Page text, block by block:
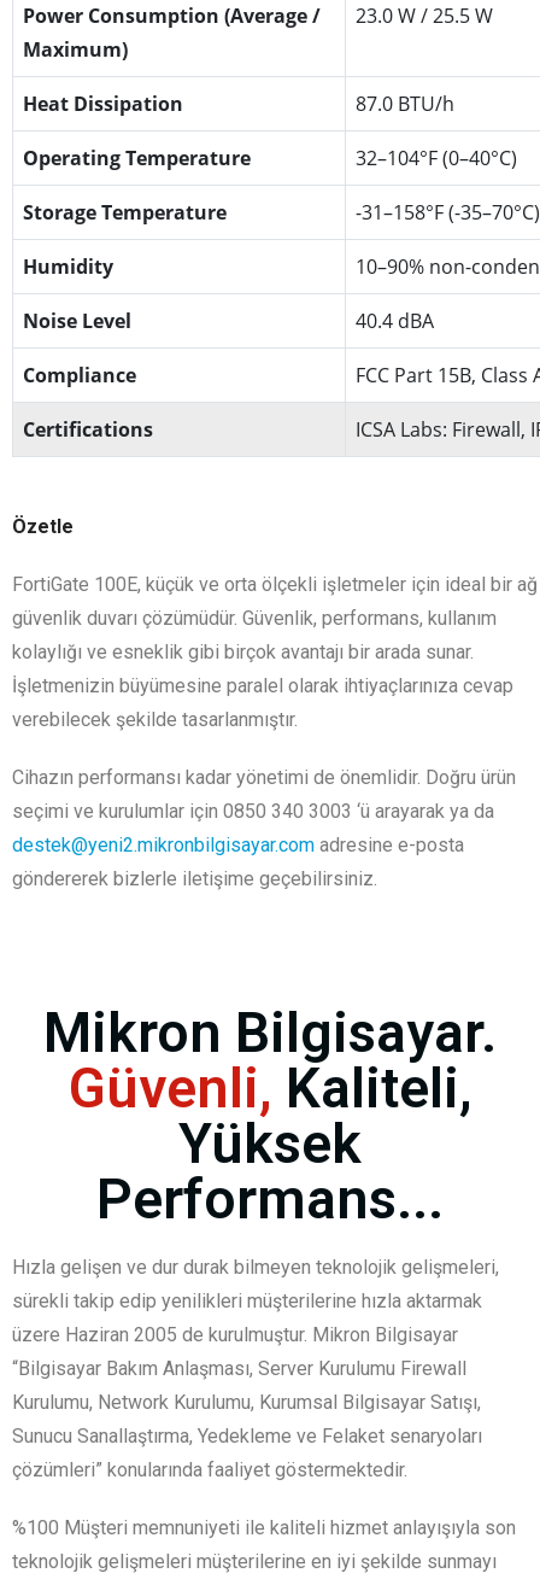
Power Consumption (Average /
Maximum)
23.0 W / 25.5 W
Heat Dissipation 87.0 BTU/h
Operating Temperature 32–104°F (0–40°C)
Storage Temperature -31–158°F (-35–70°C)
Humidity 10–90% non-
Noise Level 40.4 dBA
Compliance FCC Part 15B, Class
Certifications ICSA Labs: Firewall,
Özetle
FortiGate 100E, küçük ve orta ölçekli işletmeler için ideal bir ağ
güvenlik duvarı çözümüdür. Güvenlik, performans, kullanım
kolaylığı ve esneklik gibi birçok avantajı bir arada sunar.
İşletmenizin büyümesine paralel olarak ihtiyaçlarınıza cevap
verebilecek şekilde tasarlanmıştır.
Cihazın performansı kadar yönetimi de önemlidir. Doğru ürün
seçimi ve kurulumlar için 0850 340 3003 ‘ü arayarak ya da
destek@yeni2.mikronbilgisayar.com adresine e-posta
göndererek bizlerle iletişime geçebilirsiniz.
Mikron Bilgisayar.
Güvenli, Kaliteli,
Yüksek
Performans...
Hızla gelişen ve dur durak bilmeyen teknolojik gelişmeleri,
sürekli takip edip yenilikleri müşterilerine hızla aktarmak
üzere Haziran 2005 de kurulmuştur. Mikron Bilgisayar
“Bilgisayar Bakım Anlaşması, Server Kurulumu Firewall
Kurulumu, Network Kurulumu, Kurumsal Bilgisayar Satışı,
Sunucu Sanallaştırma, Yedekleme ve Felaket senaryoları
çözümleri” konularında faaliyet göstermektedir.
%100 Müşteri memnuniyeti ile kaliteli hizmet anlayışıyla son
teknolojik gelişmeleri müşterilerine en iyi şekilde sunmayı